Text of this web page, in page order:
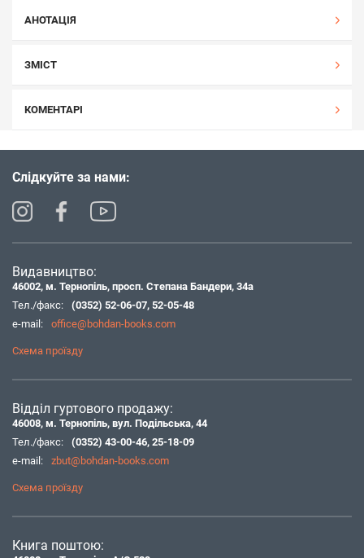
АНОТАЦІЯ
ЗМІСТ
КОМЕНТАРІ
Слідкуйте за нами:
Видавництво:
46002, м. Тернопіль, просп. Степана Бандери, 34а
Тел./факс:
(0352) 52-06-07, 52-05-48
e-mail:
office@bohdan-books.com
Схема проїзду
Відділ гуртового продажу:
46008, м. Тернопіль, вул. Подільська, 44
Тел./факс:
(0352) 43-00-46, 25-18-09
e-mail:
zbut@bohdan-books.com
Схема проїзду
Книга поштою: